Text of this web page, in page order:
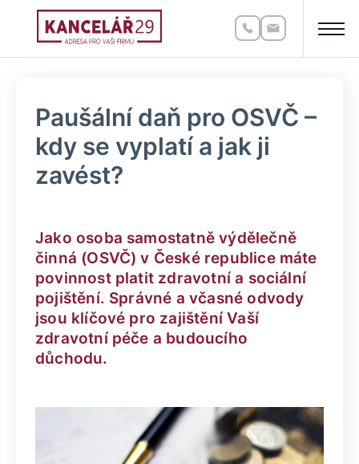
Paušální daň pro OSVČ –
kdy se vyplatí a jak ji
zavést?
Jako osoba samostatně výdělečně
činná (OSVČ) v České republice máte
povinnost platit zdravotní a sociální
pojištění. Správné a včasné odvody
jsou klíčové pro zajištění Vaší
zdravotní péče a budoucího
důchodu.